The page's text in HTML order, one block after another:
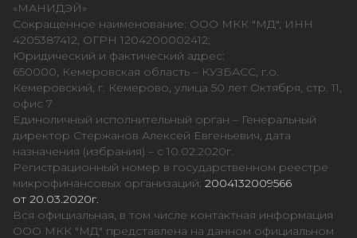
«МАНИДЭЙ»
Сокращенное наименование: ООО МКК "МД", ИНН
4205387412, ОГРН 1204200002412;
Юридический и фактический адрес:
650000, Кемеровская область – КУЗБАСС, г.о.
Кемеровский, г. Кемерово, улица 50 лет Октября, стр. 11,
офис 7
Единоличный исполнительный орган – Генеральный
директор Стержанов Алексей Евгеньевич, дата
назначения (избрания) – с 10.02.2020г.
Регистрационный номер в государственном реестре
микрофинансовых организаций: 2004132009566
от 20.03.2020г.
Вся официальная, в том числе контактная информация
ООО МКК "МД" представлена на данном официальном